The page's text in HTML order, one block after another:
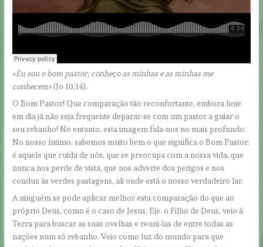
«Eu sou o bom pastor, conheço as minhas e as minhas me
conhecem»(Jo 10,14).
O Bom Pastor! Que comparação tão reconfortante, embora hoje
em dia já não seja frequente deparar-se com um pastor a guiar o
seu rebanho! No entanto, esta imagem fala-nos no mais profundo.
No nosso íntimo, sabemos muito bem o que significa o Bom Pastor:
é aquele que cuida de nós, que se preocupa com a nossa vida, que
nunca nos perde de vista, que nos adverte dos perigos e nos
conduz às verdes pastagens, ali onde está o nosso verdadeiro lar.
A ninguém se pode aplicar melhor esta comparação do que ao
próprio Deus, como é o caso de Jesus. Ele, o Filho de Deus, veio à
Terra para buscar as suas ovelhas e reuni-las de entre todas as
nações num só rebanho. Veio como luz do mundo para que